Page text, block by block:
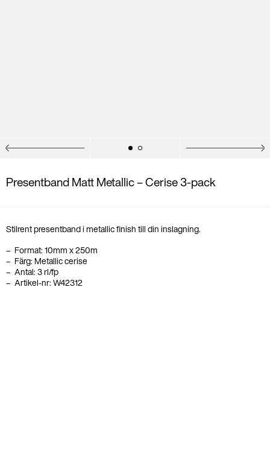
Presentband Matt Metallic – Cerise 3-pack
Stilrent presentband i metallic finish till din inslagning.
Format: 10mm x 250m
Färg: Metallic cerise
Antal: 3 rl/fp
Artikel-nr: W42312